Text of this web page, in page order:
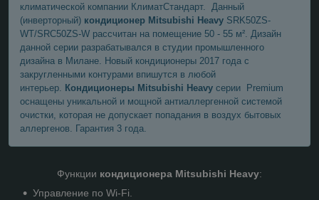
климатической компании КлиматСтандарт. Данный
(инверторный) кондиционер Mitsubishi Heavy SRK50ZS-
WТ/SRC50ZS-W рассчитан на помещение 50 - 55 м². Дизайн
данной серии разрабатывался в студии промышленного
дизайна в Милане. Новый кондиционеры 2017 года c
закругленными контурами впишутся в любой
интерьер.
Кондиционеры Mitsubishi Heavy серии Premium
оснащены уникальной и мощной антиаллергенной системой
очистки, которая не допускает попадания в воздух бытовых
аллергенов. Гарантия 3 года.
Функции кондиционера Mitsubishi Heavy:
Управление по Wi-Fi.